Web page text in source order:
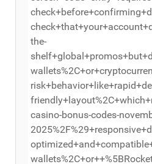
the-
casino-bonus-codes-